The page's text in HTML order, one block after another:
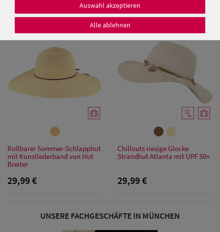
Damen Caps
Damen
Baseball Caps
Damen UV-
Bandana Caps
Damen
Sonnenschilder
Damen
25,00 € 29,99 €
Rollbarer Sommer-Schlapphut
mit Kunstlederband von Hut
Breiter
29,99 €
Chillouts riesige Glocke
Strandhut Atlanta mit UPF 50+
29,99 €
UNSERE FACHGESCHÄFTE IN MÜNCHEN
Auswahl akzeptieren
Alle ablehnen